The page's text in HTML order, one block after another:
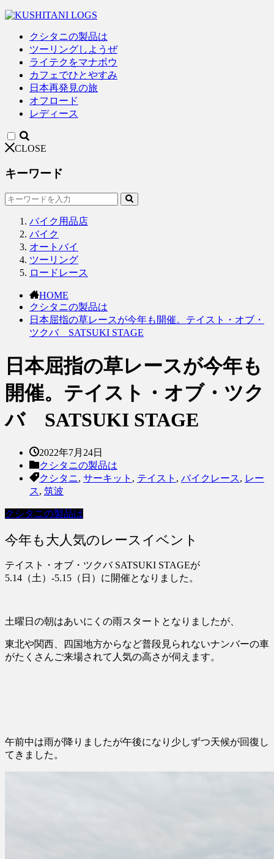
クシタニの製品は
ツーリングしようぜ
ライテクをマナボウ
カフェでひとやすみ
日本再発見の旅
オフロード
レディース
CLOSE
キーワード
バイク用品店
バイク
オートバイ
ツーリング
ロードレース
HOME
クシタニの製品は
日本屈指の草レースが今年も開催。テイスト・オブ・
ツクバ SATSUKI STAGE
日本屈指の草レースが今年も
開催。テイスト・オブ・ツク
バ SATSUKI STAGE
2022年7月24日
クシタニの製品は
クシタニ, サーキット , テイスト , バイクレース, レー
ス, 筑波
クシタニの製品は
今年も大人気のレースイベント
テイスト・オブ・ツクバ SATSUKI STAGEが
5.14（土）-5.15（日）に開催となりました。
土曜日の朝はあいにくの雨スタートとなりましたが、
東北や関西、四国地方からなど普段見られないナンバーの車
がたくさんご来場されて人気の高さが伺えます。
午前中は雨が降りましたが午後になり少しずつ天候が回復し
てきました。